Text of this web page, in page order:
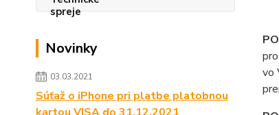
Novinky
03.03.2021
Súťaž o iPhone pri platbe platobnou
vo